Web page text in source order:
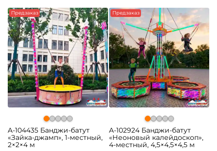
Предзаказ
A-104435 Банджи-батут
«Зайка-джамп», 1-местный,
2×2×4 м
Предзаказ
A-102924 Банджи-батут
«Неоновый калейдоскоп»,
4-местный, 4,5×4,5×4,5 м